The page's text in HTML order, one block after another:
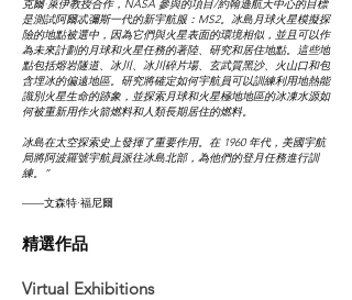
克爾·萊伊教授合作，NASA 參與的項目/約翰遜航天中心的目標
是測試阿爾忒彌斯一代的新宇航服：MS2。冰島月球火星模擬探
險的地點被選中，因為它們與火星表面的環境相似，並且可以作
為未來計劃的月球和火星任務的著陸、研究和居住地點。這些地
點包括熔岩隧道、冰川、冰川碎片場、玄武質黑沙、火山口和包
含埋冰的偏遠地區。研究將確定如何宇航員可以訓練利用地熱能
識別火星生命的跡象，並探索月球和火星極地地區的冰凍水源如
何被重新用作火箭燃料和人類長期居住的燃料。
冰島在太空探索史上發揮了重要作用。在 1960 年代，美國宇航
局將阿波羅號宇航員派往冰島北部，為他們的登月任務進行訓
練。”
——文森特·福尼爾
精選作品
Virtual Exhibitions